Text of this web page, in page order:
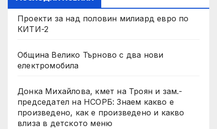
Проекти за над половин милиард евро по
КИТИ-2
Община Велико Търново с два нови
електромобила
Донка Михайлова, кмет на Троян и зам.-
председател на НСОРБ: Знаем какво е
произведено, как е произведено и какво
влиза в детското меню